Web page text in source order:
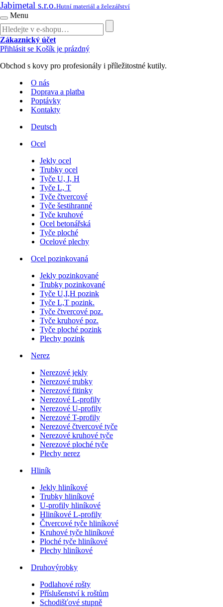
Jabimetal s.r.o.Hutní materiál a železářství
Menu
Zákaznický účet
Přihlásit se Košík je prázdný
Obchod s kovy pro profesionály i příležitostné kutily.
O nás
Doprava a platba
Poptávky
Kontakty
Deutsch
Ocel
Jekly ocel
Trubky ocel
Tyče U, I, H
Tyče L, T
Tyče čtvercové
Tyče šestihranné
Tyče kruhové
Ocel betonářská
Tyče ploché
Ocelové plechy
Ocel pozinkovaná
Jekly pozinkované
Trubky pozinkované
Tyče U,I,H pozink
Tyče L,T pozink.
Tyče čtvercové poz.
Tyče kruhové poz.
Tyče ploché pozink
Plechy pozink
Nerez
Nerezové jekly
Nerezové trubky
Nerezové fitinky
Nerezové L-profily
Nerezové U-profily
Nerezové T-profily
Nerezové čtvercové tyče
Nerezové kruhové tyče
Nerezové ploché tyče
Plechy nerez
Hliník
Jekly hliníkové
Trubky hliníkové
U-profily hliníkové
Hliníkové L-profily
Čtvercové tyče hliníkové
Kruhové tyče hliníkové
Ploché tyče hliníkové
Plechy hliníkové
Druhovýrobky
Podlahové rošty
Příslušenství k roštům
Schodišťové stupně